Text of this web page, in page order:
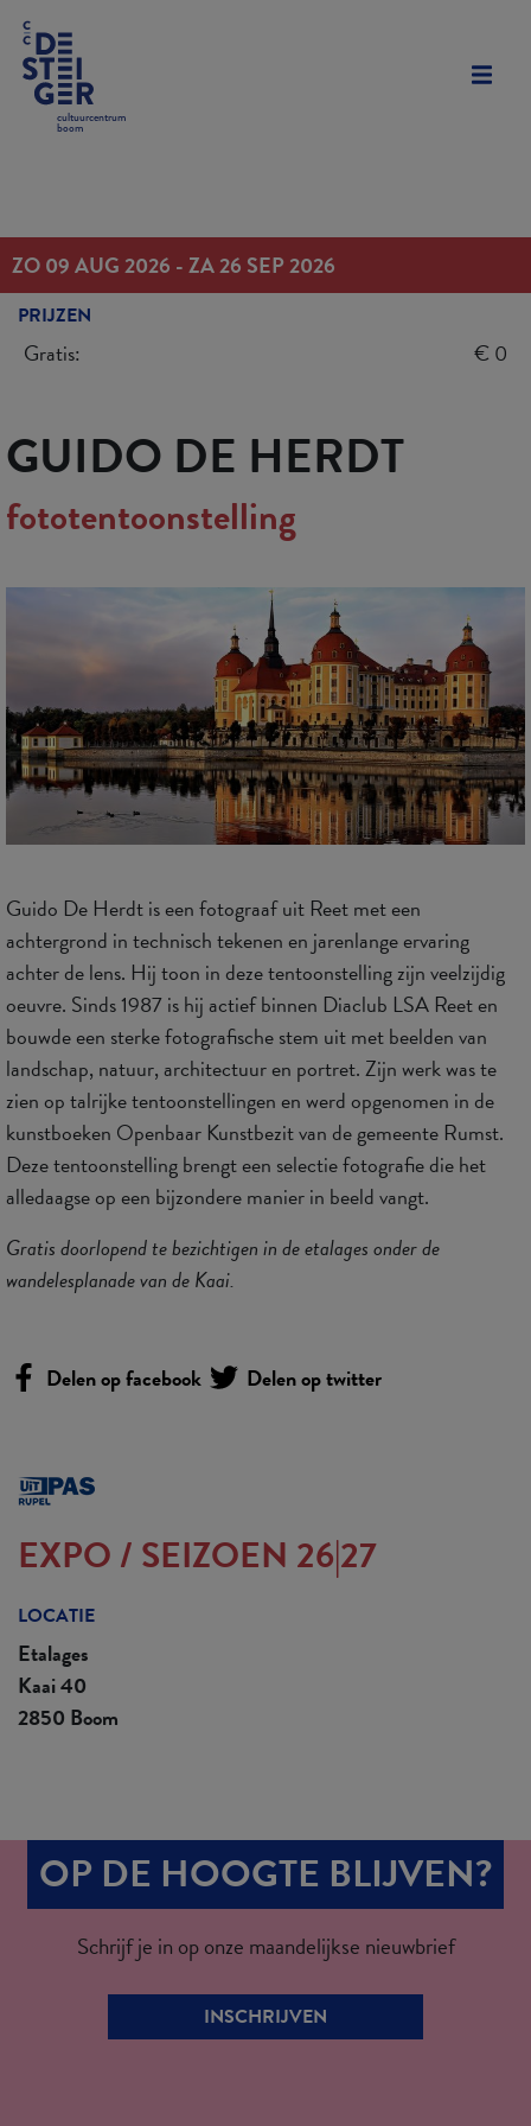
cultuurcentrum
boom
GUIDO DE HERDT
fototentoonstelling
Guido De Herdt is een fotograaf uit Reet met een
achtergrond in technisch tekenen en jarenlange ervaring
achter de lens. Hij toon in deze tentoonstelling zijn veelzijdig
oeuvre. Sinds 1987 is hij actief binnen Diaclub LSA Reet en
bouwde een sterke fotografische stem uit met beelden van
landschap, natuur, architectuur en portret. Zijn werk was te
zien op talrijke tentoonstellingen en werd opgenomen in de
kunstboeken Openbaar Kunstbezit van de gemeente Rumst.
Deze tentoonstelling brengt een selectie fotografie die het
alledaagse op een bijzondere manier in beeld vangt.
Gratis doorlopend te bezichtigen in de etalages onder de
wandelesplanade van de Kaai.
Delen op facebook Delen op twitter
ZO 09 AUG 2026 - ZA 26 SEP 2026
PRIJZEN
Gratis: € 0
EXPO / SEIZOEN 26|27
LOCATIE
Etalages
Kaai 40
2850 Boom
OP DE HOOGTE BLIJVEN?
Schrijf je in op onze maandelijkse nieuwbrief
INSCHRIJVEN